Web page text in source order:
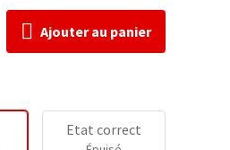
Ajouter au panier
Etat correct